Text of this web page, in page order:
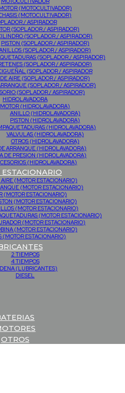
(MOTOCULTIVADOR)
(MOTOCULTIVADOR)
/ ASPIRADOR
(SOPLADOR / ASPIRADOR)
(SOPLADOR / ASPIRADOR)
PISTON (SOPLADOR / ASPIRADOR)
(SOPLADOR / ASPIRADOR)
(SOPLADOR / ASPIRADOR)
(SOPLADOR / ASPIRADOR)
(SOPLADOR / ASPIRADOR
AIRE (SOPLADOR / ASPIRADOR)
(SOPLADOR / ASPIRADOR)
(SOPLADOR / ASPIRADOR)
HIDROLAVADORA
MOTOR (HIDROLAVADORA)
ANILLO (HIDROLAVADORA)
PISTON (HIDROLAVADORA)
(HIDROLAVADORA)
VALVULAS (HIDROLAVADORA)
OTROS (HIDROLAVADORA)
ARRANQUE (HIDROLAVADORA)
DE PRESION (HIDROLAVADORA)
(HIDROLAVADORA)
(MOTOR ESTACIONARIO)
(MOTOR ESTACIONARIO)
(MOTOR ESTACIONARIO)
(MOTOR ESTACIONARIO)
(MOTOR ESTACIONARIO)
(MOTOR ESTACIONARIO)
(MOTOR ESTACIONARIO)
(MOTOR ESTACIONARIO)
(MOTOR ESTACIONARIO)
2 TIEMPOS
4 TIEMPOS
(LUBRICANTES)
DIESEL
OTROS